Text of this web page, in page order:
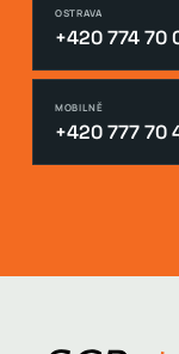
OSTRAVA
+420 774 70
MOBILNĚ
+420 777 70